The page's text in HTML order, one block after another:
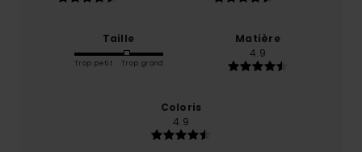
Taille
Trop petit Trop grand
Matière
4.9
Coloris
4.9